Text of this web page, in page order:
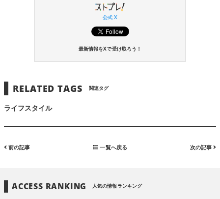
公式 X
最新情報をXで受け取ろう！
RELATED TAGS 関連タグ
ライフスタイル
前の記事 一覧へ戻る 次の記事
ACCESS RANKING 人気の情報ランキング